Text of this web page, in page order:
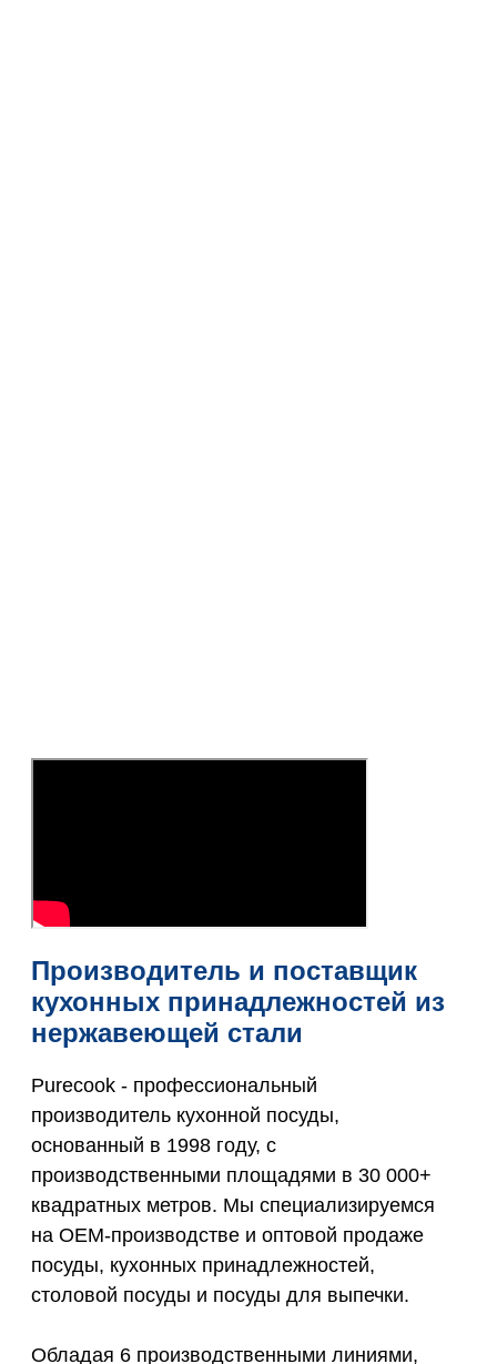
Производитель и поставщик
кухонных принадлежностей из
нержавеющей стали
Purecook - профессиональный
производитель кухонной посуды,
основанный в 1998 году, с
производственными площадями в 30 000+
квадратных метров. Мы специализируемся
на OEM-производстве и оптовой продаже
посуды, кухонных принадлежностей,
столовой посуды и посуды для выпечки.
Обладая 6 производственными линиями,